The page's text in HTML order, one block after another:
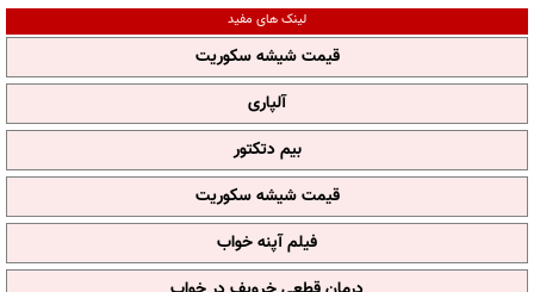
لینک های مفید
قیمت شیشه سکوریت
آلپاری
بیم دتکتور
قیمت شیشه سکوریت
فیلم آپنه خواب